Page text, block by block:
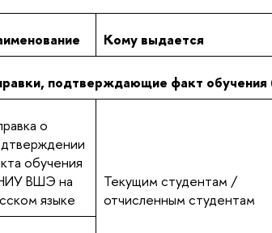
Кому выдается
подтверждающие факт обучения
о
обучения
ВШЭ на
языке
Текущим студентам /
отчисленным студентам